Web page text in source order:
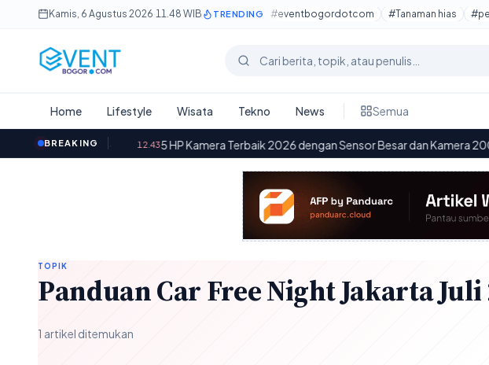
Lewati ke konten utama
Kamis, 6 Agustus 2026·11.48 WIB TRENDING #eventbogordotcom #Tanaman hias
Cari berita
Home Lifestyle Wisata Tekno News Semua
BREAKING
Baterai· 12.43 5 HP Kamera Terbaik 2026 dengan Sensor Besar dan Kamera 200 MP·
TOPIK
Panduan Car Free Night Jakarta Juli
1 artikel ditemukan